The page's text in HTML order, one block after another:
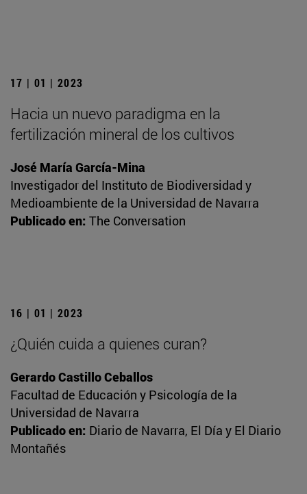
17 | 01 | 2023
Hacia un nuevo paradigma en la
fertilización mineral de los cultivos
José María García-Mina
Investigador del Instituto de Biodiversidad y
Medioambiente de la Universidad de Navarra
Publicado en: The Conversation
16 | 01 | 2023
¿Quién cuida a quienes curan?
Gerardo Castillo Ceballos
Facultad de Educación y Psicología de la
Universidad de Navarra
Publicado en: Diario de Navarra, El Día y El Diario
Montañés